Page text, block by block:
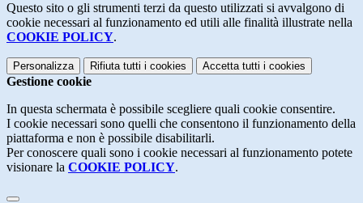
Questo sito o gli strumenti terzi da questo utilizzati si avvalgono di
cookie necessari al funzionamento ed utili alle finalità illustrate nella
COOKIE POLICY.
Personalizza Rifiuta tutti i cookies Accetta tutti i cookies
Gestione cookie
In questa schermata è possibile scegliere quali cookie consentire.
I cookie necessari sono quelli che consentono il funzionamento della
piattaforma e non è possibile disabilitarli.
Per conoscere quali sono i cookie necessari al funzionamento potete
visionare la COOKIE POLICY.